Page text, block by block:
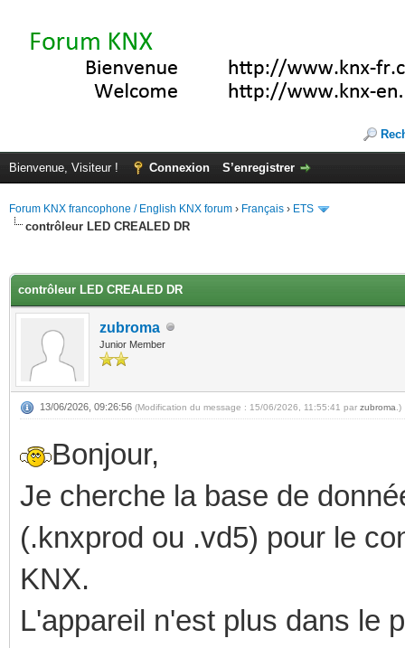
Bienvenue, Visiteur ! Connexion S’enregistrer
Forum KNX francophone / English KNX forum › Français › ETS
contrôleur LED CREALED DR
contrôleur LED CREALED DR
zubroma
Junior Member
13/06/2026, 09:26:56 (Modification du message : 15/06/2026, 11:55:41 par zubroma .)
Bonjour,
Je cherche la base de
(.knxprod ou .vd5) pour le
KNX.
L'appareil n'est plus dans le